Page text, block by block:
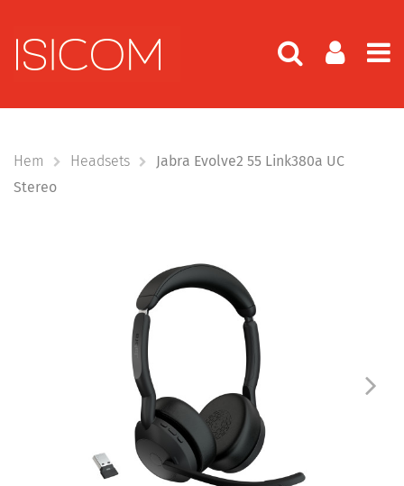
Hem Headsets
Jabra Evolve2 55 Link380a UC
Stereo